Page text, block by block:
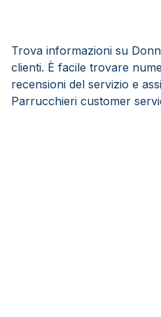
Trova informazioni su
clienti. È facile trovare
recensioni del servizio e
Parrucchieri customer